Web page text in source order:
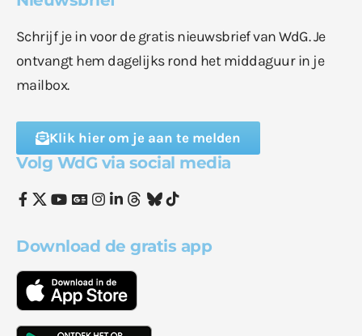
Schrijf je in voor de gratis nieuwsbrief van WdG. Je
ontvangt hem dagelijks rond het middaguur in je
mailbox.
Klik hier om je aan te melden
Volg WdG via social media
Download de gratis app